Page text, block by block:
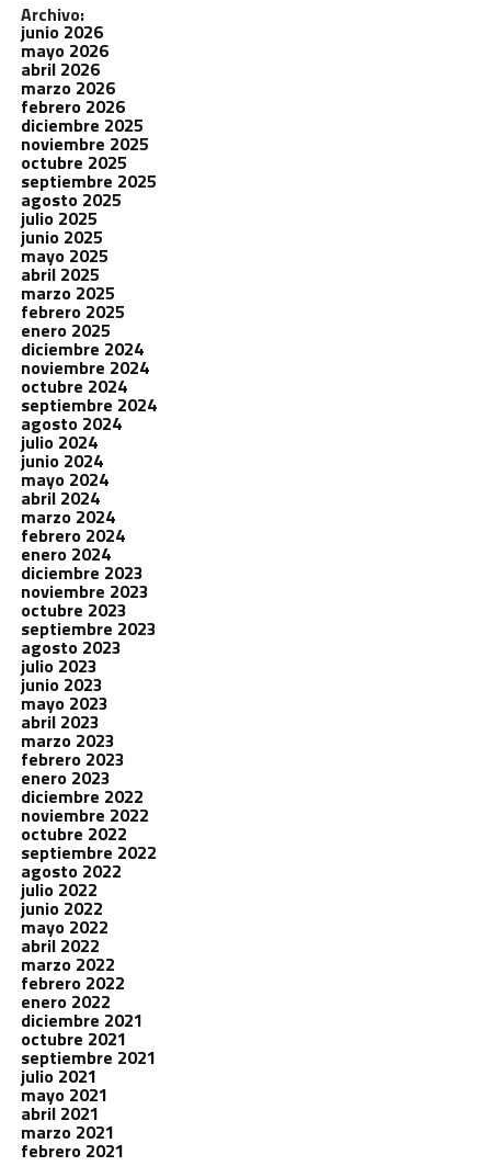
Archivo:
junio 2026
mayo 2026
abril 2026
marzo 2026
febrero 2026
diciembre 2025
noviembre 2025
octubre 2025
septiembre 2025
agosto 2025
julio 2025
junio 2025
mayo 2025
abril 2025
marzo 2025
febrero 2025
enero 2025
diciembre 2024
noviembre 2024
octubre 2024
septiembre 2024
agosto 2024
julio 2024
junio 2024
mayo 2024
abril 2024
marzo 2024
febrero 2024
enero 2024
diciembre 2023
noviembre 2023
octubre 2023
septiembre 2023
agosto 2023
julio 2023
junio 2023
mayo 2023
abril 2023
marzo 2023
febrero 2023
enero 2023
diciembre 2022
noviembre 2022
octubre 2022
septiembre 2022
agosto 2022
julio 2022
junio 2022
mayo 2022
abril 2022
marzo 2022
febrero 2022
enero 2022
diciembre 2021
octubre 2021
septiembre 2021
julio 2021
mayo 2021
abril 2021
marzo 2021
febrero 2021